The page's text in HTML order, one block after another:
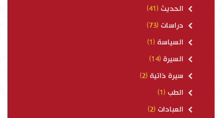
الحديث (41)
دراسات (73)
السياسة (1)
السيرة (14)
سيرة ذاتية (2)
الطب (1)
العبادات (2)